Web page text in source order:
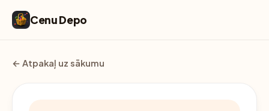
Cenu Depo
← Atpakaļ uz sākumu